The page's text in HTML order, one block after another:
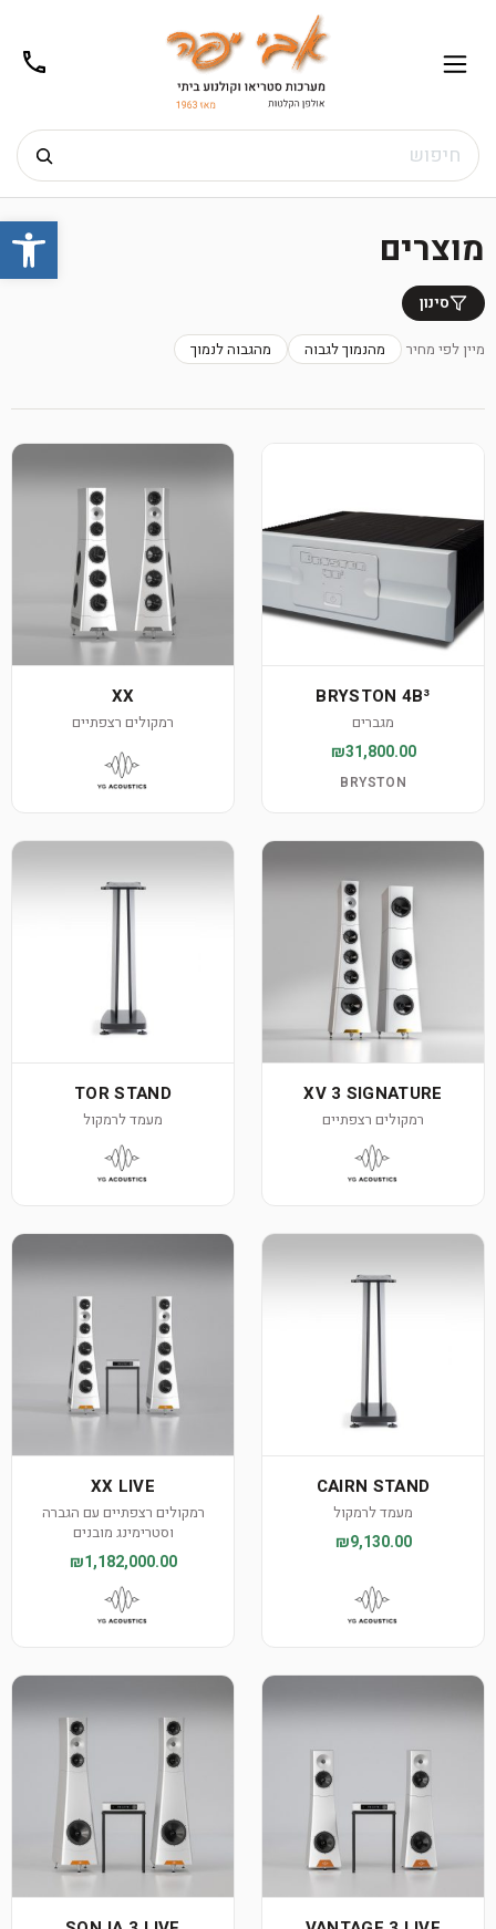
Skip
content
חיפוש
תפריט 02-
מוצרים
סינון
מיין לפי מחיר מהנמוך לגבוה מהגבוה לנמוך
BRYSTON 4B³
מגברים
₪31,800.00
BRYSTON
XX
רמקולים רצפתיים
XV 3 SIGNATURE
רמקולים רצפתיים
TOR STAND
מעמד לרמקול
CAIRN STAND
מעמד לרמקול
₪9,130.00
XX LIVE
רמקולים רצפתיים עם הגברה
וסטרימינג מובנים
₪1,182,000.00